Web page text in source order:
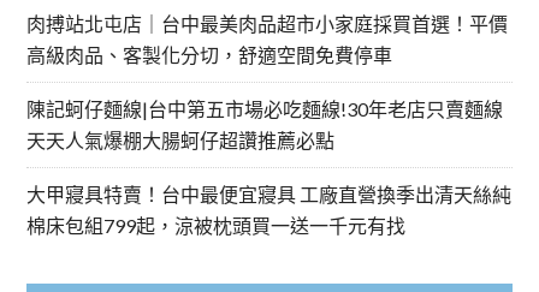
肉搏站北屯店｜台中最美肉品超市小家庭採買首選！平價
高級肉品、客製化分切，舒適空間免費停車
陳記蚵仔麵線|台中第五市場必吃麵線!30年老店只賣麵線
天天人氣爆棚大腸蚵仔超讚推薦必點
大甲寢具特賣！台中最便宜寢具 工廠直營換季出清天絲純
棉床包組799起，涼被枕頭買一送一千元有找